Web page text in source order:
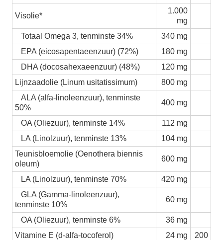
Visolie*
1.000
mg
Totaal Omega 3, tenminste 34%
340 mg
EPA (eicosapentaeenzuur) (72%)
180 mg
DHA (docosahexaeenzuur) (48%)
120 mg
Lijnzaadolie (Linum usitatissimum)
800 mg
ALA (alfa-linoleenzuur), tenminste
50%
400 mg
OA (Oliezuur), tenminste 14%
112 mg
LA (Linolzuur), tenminste 13%
104 mg
Teunisbloemolie (Oenothera biennis
oleum)
600 mg
LA (Linolzuur), tenminste 70%
420 mg
GLA (Gamma-linoleenzuur),
tenminste 10%
60 mg
OA (Oliezuur), tenminste 6%
36 mg
Vitamine E (d-alfa-tocoferol)
24 mg 200